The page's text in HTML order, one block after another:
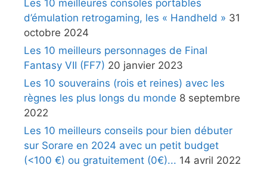
Les 10 meilleures consoles portables
d’émulation retrogaming, les « Handheld » 31
octobre 2024
Les 10 meilleurs personnages de Final
Fantasy VII (FF7) 20 janvier 2023
Les 10 souverains (rois et reines) avec les
règnes les plus longs du monde 8 septembre
2022
Les 10 meilleurs conseils pour bien débuter
sur Sorare en 2024 avec un petit budget
(<100 €) ou gratuitement (0€)... 14 avril 2022